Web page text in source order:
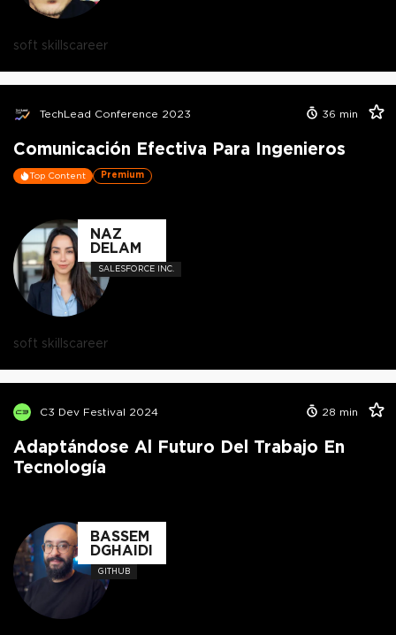
soft skillscareer
TechLead Conference 2023 36 min
Comunicación Efectiva Para Ingenieros
Top Content Premium
NAZ
DELAM
SALESFORCE INC.
soft skillscareer
C3 Dev Festival 2024 28 min
Adaptándose Al Futuro Del Trabajo En
Tecnología
BASSEM
DGHAIDI
GITHUB